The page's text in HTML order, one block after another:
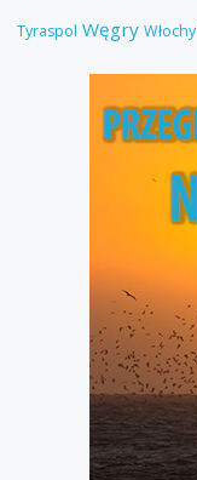
Tyraspol Węgry Włochy